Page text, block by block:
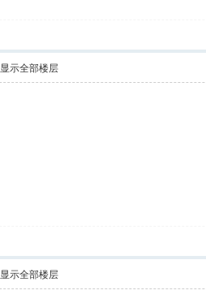
显示全部楼层
显示全部楼层